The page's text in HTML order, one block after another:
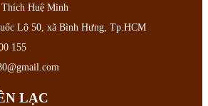
Huệ Minh
Lộ 50, xã Bình Hưng, Tp.HCM
155
LẠC